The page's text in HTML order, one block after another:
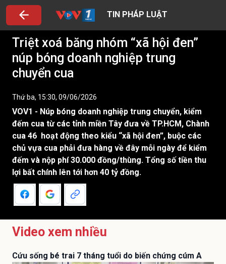
TIN PHÁP LUẬT
Triệt xoá băng nhóm “xã hội đen”
núp bóng doanh nghiệp trung
chuyển cua
Thứ ba, 15:30, 09/06/2026
VOV1 - Núp bóng doanh nghiệp trung chuyển, kiểm
đếm cua từ các tỉnh miền Tây đưa về TP.HCM, Chành
cua 46 hoạt động theo kiểu “xã hội đen”, buộc các
chủ vựa cua phải đưa hàng về đây mỗi ngày để kiểm
đếm và nộp phí 30.000 đồng/thùng. Tổng số tiền thu
lợi bất chính lên tới hơn 40 tỷ đồng.
Video xem nhiều
Cứu sống bé trai 7 tháng tuổi do biến chứng cúm A